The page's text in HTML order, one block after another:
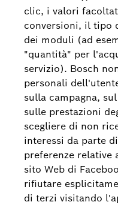
clic, i valori
conversioni, il tipo
dei moduli (ad
"quantità" per
servizio). Bosch
personali
sulla campagna,
sulle prestazioni
scegliere di non
interessi da parte
preferenze
sito Web di
rifiutare
di terzi visitando